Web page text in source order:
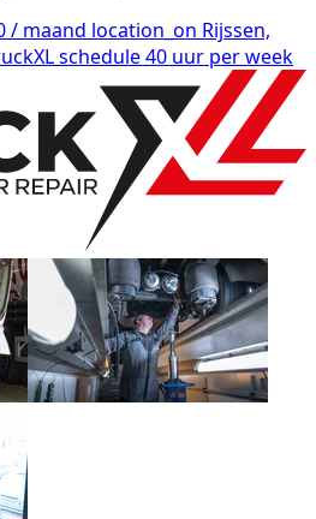
/ maand location_on Rijssen,
schedule40 uur per week